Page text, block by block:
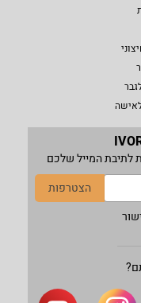
לתיבת המייל שלכם
הצטרפות